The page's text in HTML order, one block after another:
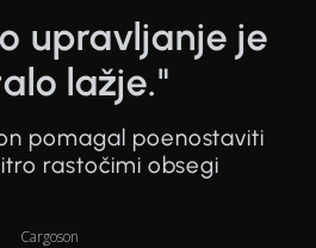
upravljanje je
lažje."
pomagal poenostaviti
rastočimi obsegi
Cargoson